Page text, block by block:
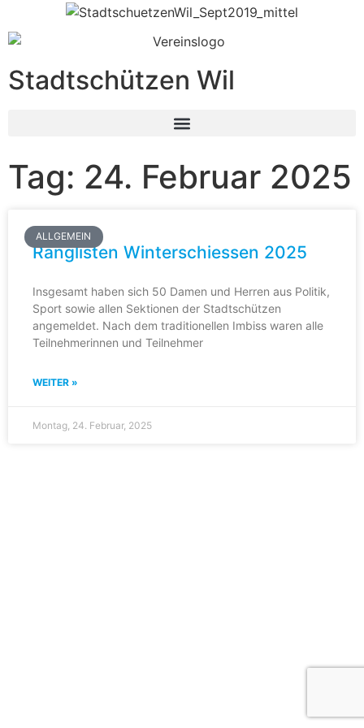
Stadtschützen Wil
Tag: 24. Februar 2025
ALLGEMEIN
Ranglisten Winterschiessen 2025
Insgesamt haben sich 50 Damen und Herren aus Politik,
Sport sowie allen Sektionen der Stadtschützen
angemeldet. Nach dem traditionellen Imbiss waren alle
Teilnehmerinnen und Teilnehmer
WEITER »
Montag, 24. Februar, 2025